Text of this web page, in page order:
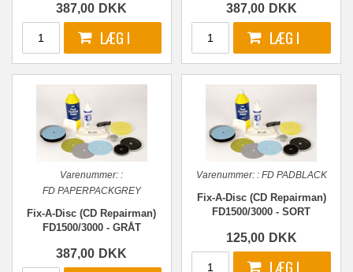
387,00 DKK 387,00 DKK
Varenummer: :
FD PAPERPACKGREY
Fix-A-Disc (CD Repairman)
FD1500/3000 - GRÅT
387,00 DKK
Varenummer:: FD PADBLACK
Fix-A-Disc (CD Repairman)
FD1500/3000 - SORT
125,00 DKK